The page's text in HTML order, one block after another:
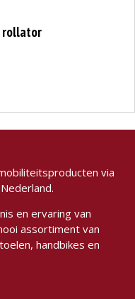
rollator
via
en ervaring van
assortiment van
handbikes en